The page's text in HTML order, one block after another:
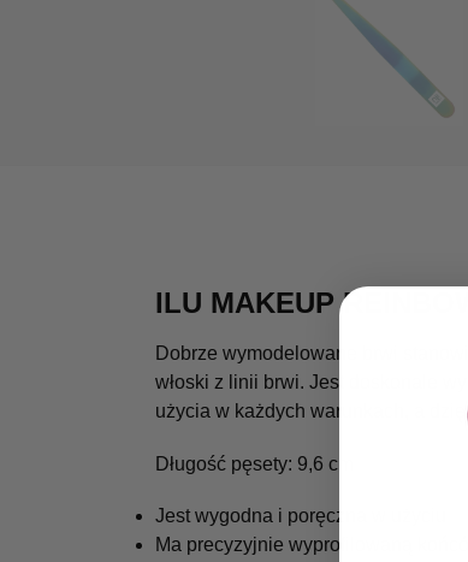
ILU MAKEUP REINBOW
Dobrze wymodelowane brwi
włoski z linii brwi. Jest doskonale
użycia w każdych warunkach, a
Długość pęsety: 9,6 cm
Jest wygodna i poręczna w użyciu
Ma precyzyjnie wyprofilowaną